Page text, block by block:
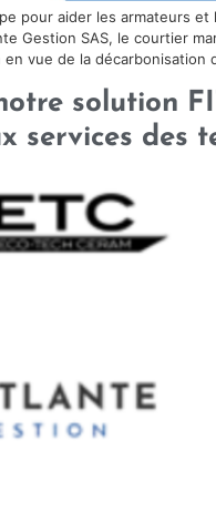
pour aider les armateurs
Gestion SAS, le courtier
vue de la
solution
services des